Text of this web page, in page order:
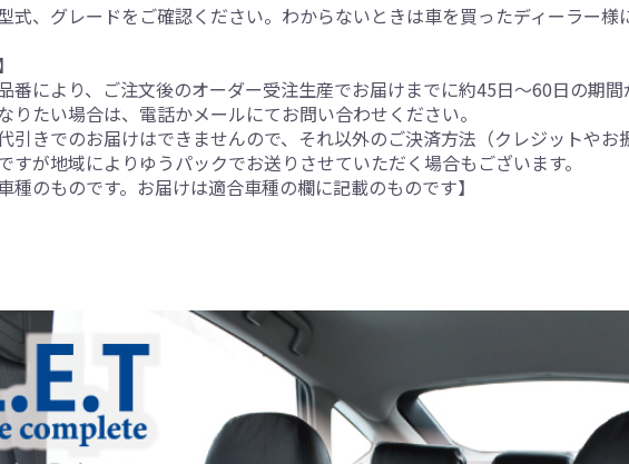
、グレードをご確認ください。わからないときは車を買ったディーラー様
により、ご注文後のオーダー受注生産でお届けまでに約45日～60日の期間
りたい場合は、電話かメールにてお問い合わせください。
引きでのお届けはできませんので、それ以外のご決済方法（クレジットやお
すが地域によりゆうパックでお送りさせていただく場合もございます。
種のものです。お届けは適合車種の欄に記載のものです】